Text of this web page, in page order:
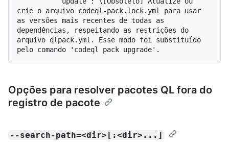
crie o arquivo codeql-pack.lock.yml para usar
as versões mais recentes de todas as
dependências, respeitando as restrições do
arquivo qlpack.yml. Esse modo foi substituído
Opções para resolver pacotes QL fora do
registro de pacote
--search-path=<dir>[:<dir>...]